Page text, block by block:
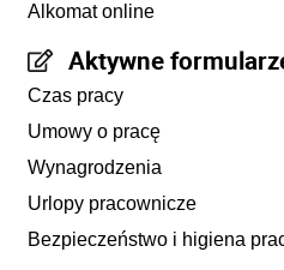
Alkomat online
Aktywne
Czas pracy
Umowy o pracę
Wynagrodzenia
Urlopy pracownicze
Bezpieczeństwo i higiena